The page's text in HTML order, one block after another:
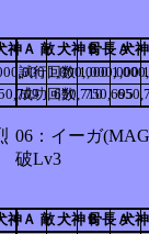
神Ａ 犬神Ｂ
犬
1,000,000
650,710
神Ａ 犬神Ｂ
犬
敵
骨長Ａ
試行回数 1,000,000
成功回数 750,695
06：イーガ
破Lv3
敵
骨長Ａ